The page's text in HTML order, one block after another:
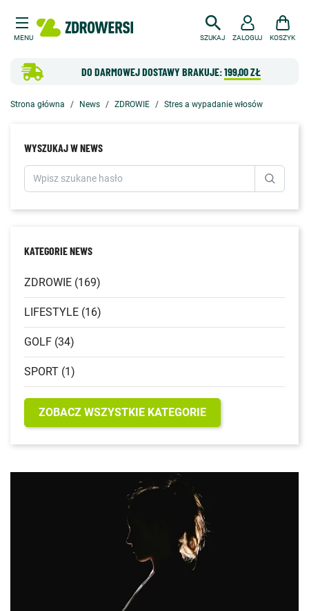
MENU SZUKAJ
DO DARMOWEJ DOSTAWY BRAKUJE:199,00 ZŁ
ZALOGUJ KOSZYK
Strona główna News ZDROWIE Stres a wypadanie włosów
WYSZUKAJ W NEWS
KATEGORIE NEWS
ZDROWIE (169)
LIFESTYLE (16)
GOLF (34)
SPORT (1)
ZOBACZ WSZYSTKIE KATEGORIE